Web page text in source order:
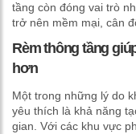
tầng còn đóng vai trò
trở nên mềm mại, cân
Rèm thông tầng
hơn
Một trong những lý do
yêu thích là khả năng
gian. Với các khu vực